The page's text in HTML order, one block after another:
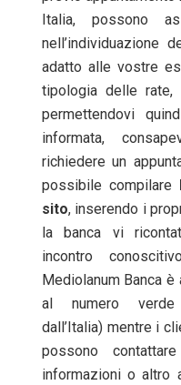
Italia, possono
nell’individuazione
adatto alle vostre
tipologia delle
permettendovi
informata,
richiedere un
possibile compilare
sito, inserendo i
la banca vi
incontro
Mediolanum Banca
al numero
dall’Italia) mentre i
possono
informazioni o altro